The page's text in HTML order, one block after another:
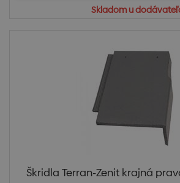
Skladom u
Škridla Terran-Zenit krajná